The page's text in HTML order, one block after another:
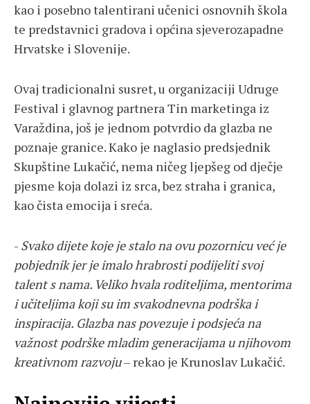
kao i posebno talentirani učenici osnovnih škola
te predstavnici gradova i općina sjeverozapadne
Hrvatske i Slovenije.
Ovaj tradicionalni susret, u organizaciji Udruge
Festival i glavnog partnera Tin marketinga iz
Varaždina, još je jednom potvrdio da glazba ne
poznaje granice. Kako je naglasio predsjednik
Skupštine Lukačić, nema ničeg ljepšeg od dječje
pjesme koja dolazi iz srca, bez straha i granica,
kao čista emocija i sreća.
- Svako dijete koje je stalo na ovu pozornicu već je
pobjednik jer je imalo hrabrosti podijeliti svoj
talent s nama. Veliko hvala roditeljima, mentorima
i učiteljima koji su im svakodnevna podrška i
inspiracija. Glazba nas povezuje i podsjeća na
važnost podrške mladim generacijama u njihovom
kreativnom razvoju– rekao je Krunoslav Lukačić.